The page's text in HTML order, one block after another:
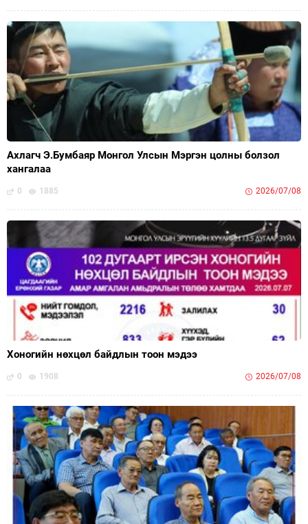
Ахлагч Э.Бумбаяр Монгол Улсын Мэргэн цолны болзол
хангалаа
0 1885 2026/07/08
Хоногийн нөхцөл байдлын тоон мэдээ
0 1908 2026/07/08